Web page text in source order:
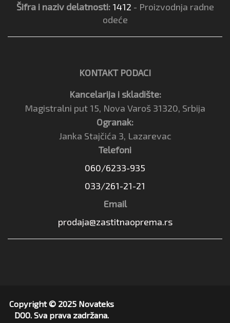
Šifra i naziv delatnosti: 1412 - Proizvodnja radne
odeće
KONTAKT PODACI
Kancelarija i skladište:
Magistralni put 15, Nova Varoš 31320, Srbija
Ogranak:
Janka Stajčića 3, Lazarevac
Telefoni
060/6233-935
033/261-21-21
Email
prodaja@zastitnaoprema.rs
Copyright © 2025 Novateks
DOO. Sva prava zadržana.